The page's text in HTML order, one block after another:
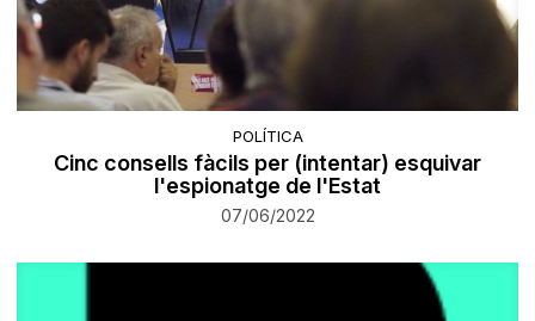
POLÍTICA
Cinc consells fàcils per (intentar) esquivar
l'espionatge de l'Estat
07/06/2022